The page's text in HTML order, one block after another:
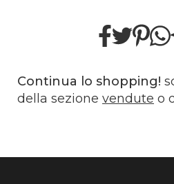
Continua lo shopping!
della sezione vendute o